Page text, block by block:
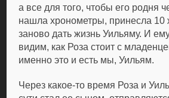
а все для того, чтобы его родня
нашла хронометры, принесла 10
заново дать жизнь Уильяму. И
видим, как Роза стоит с
именно это и есть мы, Уильям.
Через какое-то время Роза и